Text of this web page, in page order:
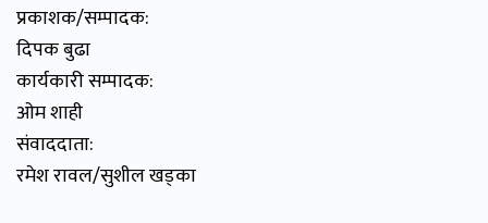
प्रकाशक/सम्पादक:
दिपक बुढा
कार्यकारी सम्पादक:
ओम शाही
संवाददाता:
रमेश रावल/सुशील खड्का